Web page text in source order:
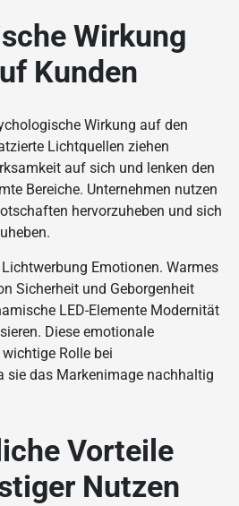
Wirkung
Kunden
Wirkung auf den
Lichtquellen ziehen
auf sich und lenken den
Bereiche. Unternehmen nutzen
hervorzuheben und sich
Emotionen. Warmes
Sicherheit und Geborgenheit
LED-Elemente Modernität
Diese emotionale
Rolle bei
sie das Markenimage nachhaltig
Vorteile
Nutzen